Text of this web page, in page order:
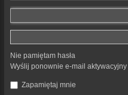
Nie pamiętam hasła
Wyślij ponownie e-mail aktywacyjny
Zapamiętaj mnie